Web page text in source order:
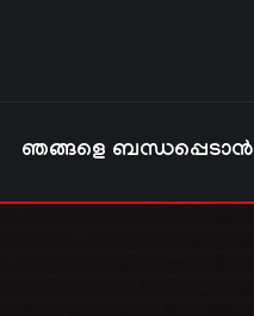
ഞങ്ങളെ ബന്ധപ്പെടാൻ